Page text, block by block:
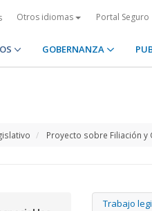
Otros idiomas Portal Seguro
GOBERNANZA
Proyecto sobre Filiación
Trabajo